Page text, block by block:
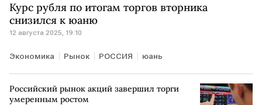
Курс рубля по итогам торгов вторника
снизился к юаню
12 августа 2025, 19:10
Экономика Рынок РОССИЯ юань
Российский рынок акций завершил торги
умеренным ростом